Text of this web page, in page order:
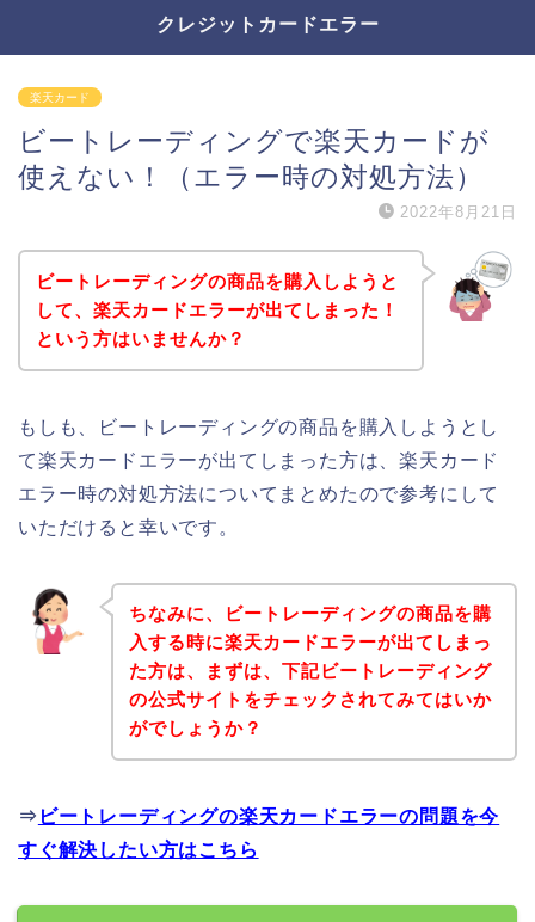
クレジットカードエラー
楽天カード
ビートレーディングで楽天カードが
使えない！（エラー時の対処方法）
2022年8月21日
ビートレーディングの商品を購入しようと
して、楽天カードエラーが出てしまった！
という方はいませんか？
もしも、ビートレーディングの商品を購入しようとし
て楽天カードエラーが出てしまった方は、楽天カード
エラー時の対処方法についてまとめたので参考にして
いただけると幸いです。
ちなみに、ビートレーディングの商品を購
入する時に楽天カードエラーが出てしまっ
た方は、まずは、下記ビートレーディング
の公式サイトをチェックされてみてはいか
がでしょうか？
⇒ ビートレーディングの楽天カードエラーの問題を今
すぐ解決したい方はこちら